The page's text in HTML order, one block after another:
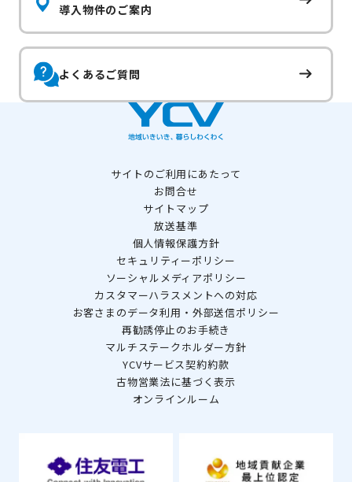
導入物件のご案内
よくあるご質問
サイトのご利用にあたって
お問合せ
サイトマップ
放送基準
個人情報保護方針
セキュリティーポリシー
ソーシャルメディアポリシー
カスタマーハラスメントへの対応
お客さまのデータ利用・外部送信ポリシー
再勧誘停止のお手続き
マルチステークホルダー方針
YCVサービス契約約款
古物営業法に基づく表示
オンラインルーム